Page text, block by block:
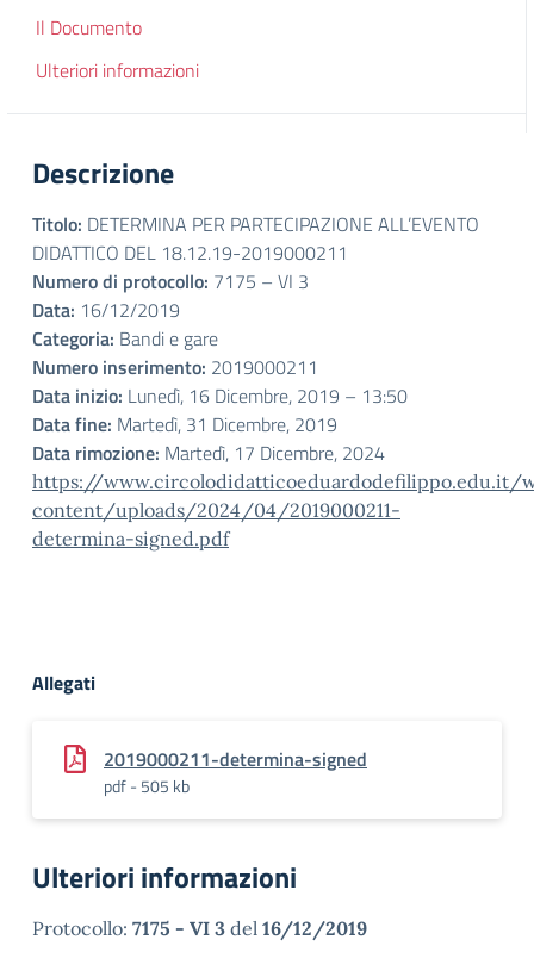
Il Documento
Ulteriori informazioni
Descrizione
Titolo: DETERMINA PER PARTECIPAZIONE ALL’EVENTO
DIDATTICO DEL 18.12.19-2019000211
Numero di protocollo: 7175 – VI 3
Data: 16/12/2019
Categoria: Bandi e gare
Numero inserimento: 2019000211
Data inizio: Lunedì, 16 Dicembre, 2019 – 13:50
Data fine: Martedì, 31 Dicembre, 2019
Data rimozione: Martedì, 17 Dicembre, 2024
https://www.circolodidatticoeduardodefilippo.edu.it/
content/uploads/2024/04/2019000211-
determina-signed.pdf
Allegati
2019000211-determina-signed
pdf - 505 kb
Ulteriori informazioni
Protocollo: 7175 - VI 3 del 16/12/2019